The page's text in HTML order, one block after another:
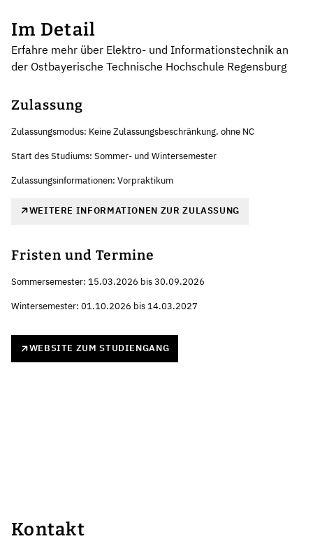
Im Detail
Erfahre mehr über Elektro- und Informationstechnik an
der Ostbayerische Technische Hochschule Regensburg
Zulassung
Zulassungsmodus: Keine Zulassungsbeschränkung, ohne NC
Start des Studiums: Sommer- und Wintersemester
Zulassungsinformationen: Vorpraktikum
WEITERE INFORMATIONEN ZUR ZULASSUNG
Fristen und Termine
Sommersemester: 15.03.2026 bis 30.09.2026
Wintersemester: 01.10.2026 bis 14.03.2027
WEBSITE ZUM STUDIENGANG
Kontakt